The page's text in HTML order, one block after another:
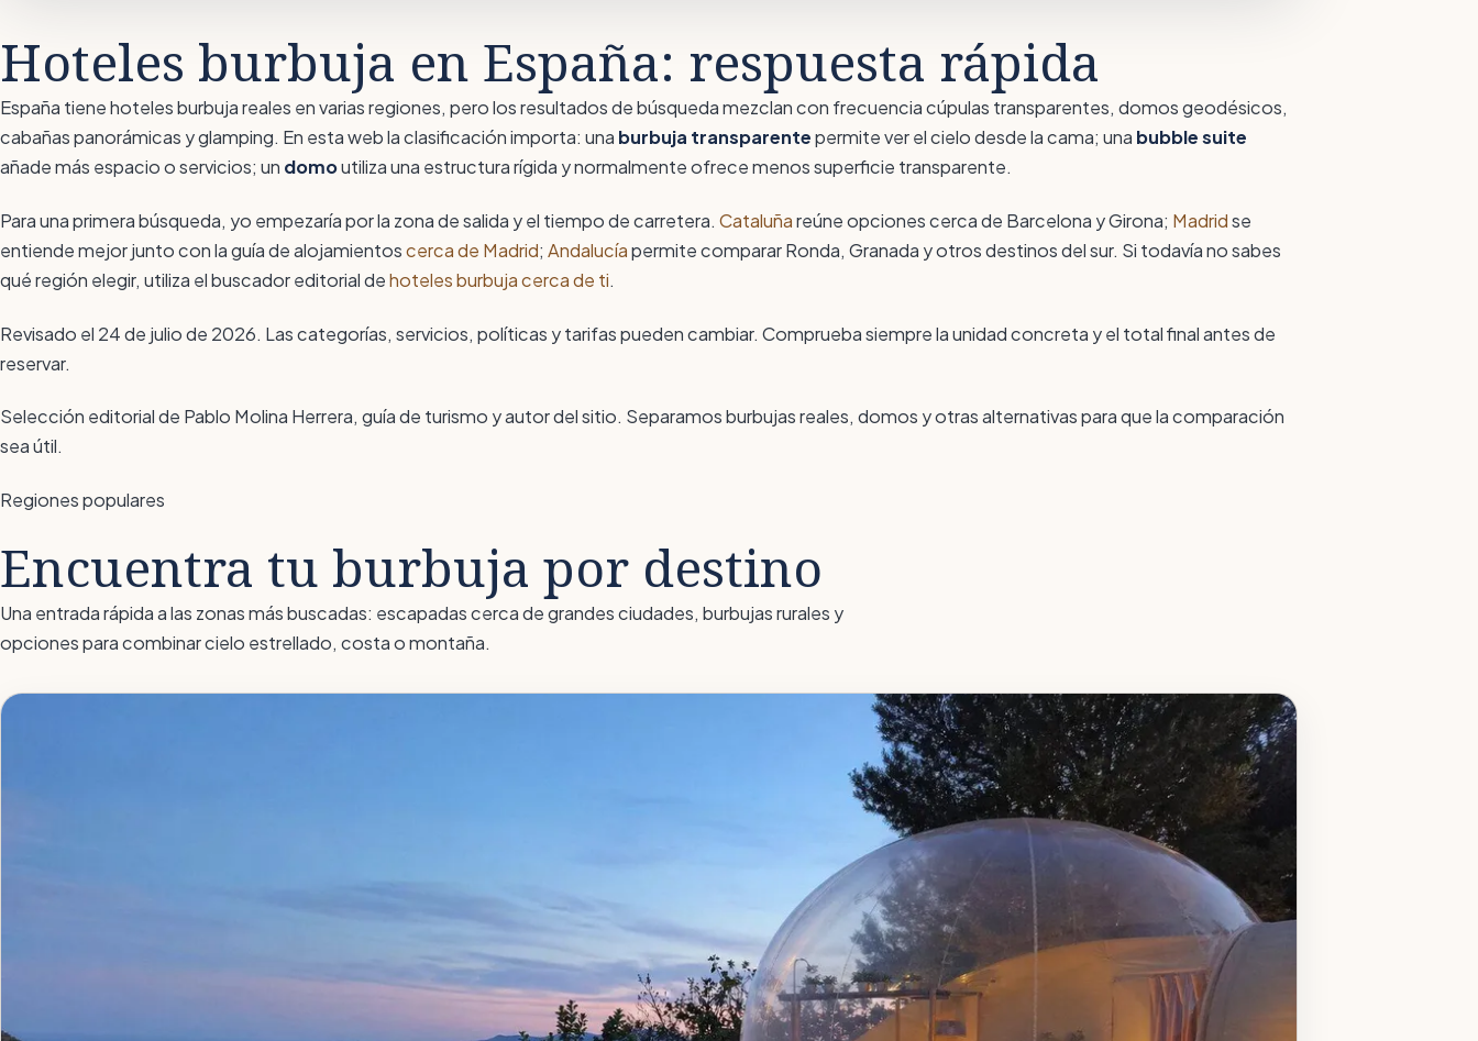
Hoteles burbuja en España: respuesta rápida
España tiene hoteles burbuja reales en varias regiones, pero los resultados de búsqueda mezclan con frecuencia cúpulas transparentes, domos geodésicos,
cabañas panorámicas y glamping. En esta web la clasificación importa: una burbuja transparentepermite ver el cielo desde la cama; una bubble suite
añade más espacio o servicios; un domoutiliza una estructura rígida y normalmente ofrece menos superficie transparente.
Para una primera búsqueda, yo empezaría por la zona de salida y el tiempo de carretera. Cataluñareúne opciones cerca de Barcelona y Girona; Madridse
entiende mejor junto con la guía de alojamientoscerca de Madrid; Andalucíapermite comparar Ronda, Granada y otros destinos del sur. Si todavía no sabes
qué región elegir, utiliza el buscador editorial dehoteles burbuja cerca de ti.
Revisado el 24 de julio de 2026. Las categorías, servicios, políticas y tarifas pueden cambiar. Comprueba siempre la unidad concreta y el total final antes de
reservar.
Selección editorial de Pablo Molina Herrera, guía de turismo y autor del sitio. Separamos burbujas reales, domos y otras alternativas para que la comparación
sea útil.
Regiones populares
Encuentra tu burbuja por destino
Una entrada rápida a las zonas más buscadas: escapadas cerca de grandes ciudades, burbujas rurales y
opciones para combinar cielo estrellado, costa o montaña.